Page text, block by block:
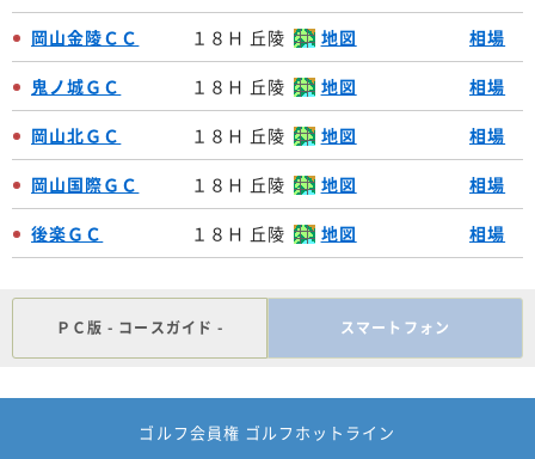
岡山金陵ＣＣ １８Ｈ 丘陵 地図 相場
鬼ノ城ＧＣ １８Ｈ 丘陵 地図 相場
岡山北ＧＣ １８Ｈ 丘陵 地図 相場
岡山国際ＧＣ １８Ｈ 丘陵 地図 相場
後楽ＧＣ １８Ｈ 丘陵 地図 相場
ＰＣ版 - コースガイド - スマートフォン
ゴルフ会員権 ゴルフホットライン